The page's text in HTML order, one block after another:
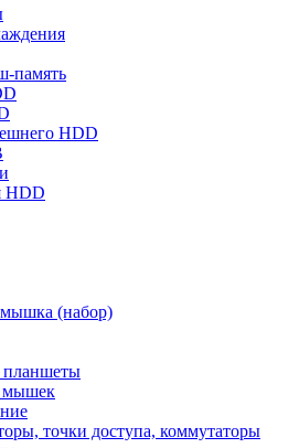
память
HDD
HDD
(набор)
планшеты
мышек
точки доступа, коммутаторы